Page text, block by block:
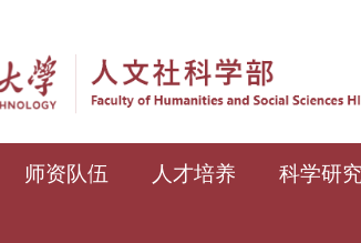
师资队伍 人才培养 科学研究